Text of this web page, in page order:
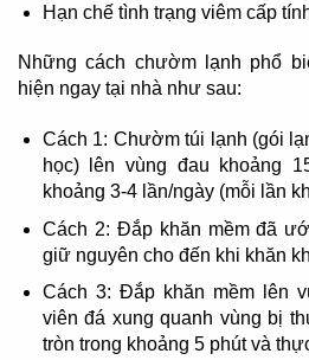
Hạn chế tình trạng viêm cấp
Những cách chườm lạnh phổ
hiện ngay tại nhà như sau:
Cách 1: Chườm túi lạnh (gói
học) lên vùng đau khoảng
khoảng 3-4 lần/ngày (mỗi lần
Cách 2: Đắp khăn mềm đã
giữ nguyên cho đến khi khăn
Cách 3: Đắp khăn mềm lên
viên đá xung quanh vùng bị
tròn trong khoảng 5 phút và